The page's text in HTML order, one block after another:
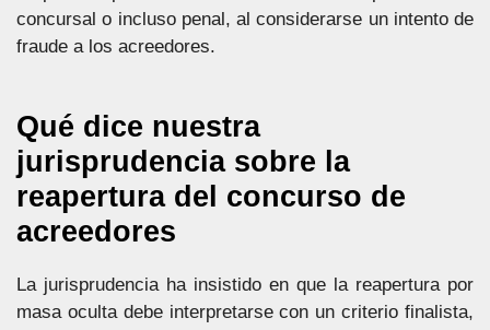
concursal o incluso penal, al considerarse un intento de
fraude a los acreedores.
Qué dice nuestra
jurisprudencia sobre la
reapertura del concurso de
acreedores
La jurisprudencia ha insistido en que la reapertura por
masa oculta debe interpretarse con un criterio finalista,